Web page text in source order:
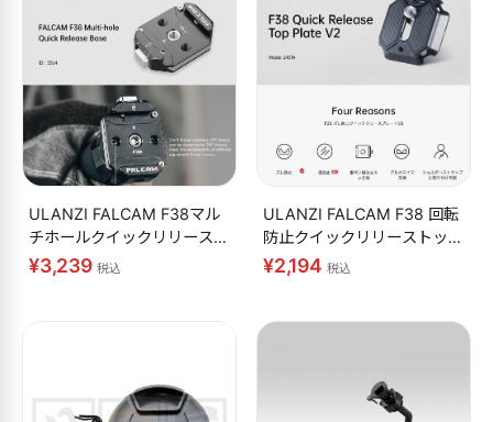
ULANZI FALCAM F38マル
チホールクイックリリースベ
ース
¥3,239 税込
ULANZI FALCAM F38 回転
防止クイックリリーストップ
プレート V2
¥2,194 税込